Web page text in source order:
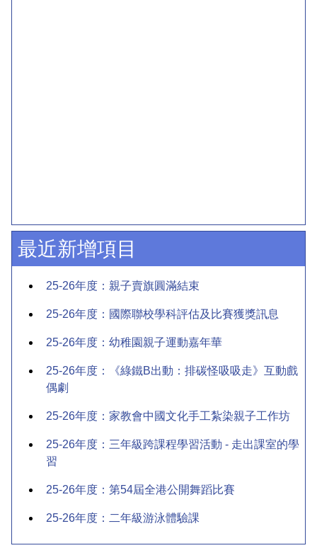
最近新增項目
25-26年度：親子賣旗圓滿結束
25-26年度：國際聯校學科評估及比賽獲獎訊息
25-26年度：幼稚園親子運動嘉年華
25-26年度：《綠鐵B出動：排碳怪吸吸走》互動戲
偶劇
25-26年度：家教會中國文化手工紮染親子工作坊
25-26年度：三年級跨課程學習活動 - 走出課室的學
習
25-26年度：第54屆全港公開舞蹈比賽
25-26年度：二年級游泳體驗課